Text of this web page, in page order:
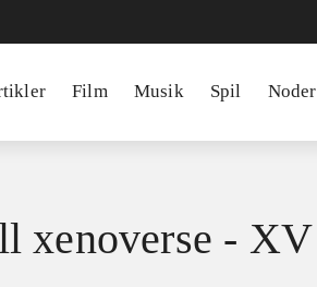
Film Musik Spil Noder
xenoverse - XV